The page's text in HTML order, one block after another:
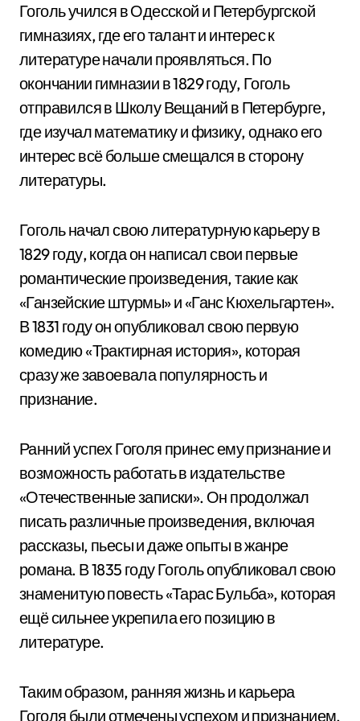
Гоголь учился в Одесской и Петербургской
гимназиях, где его талант и интерес к
литературе начали проявляться. По
окончании гимназии в 1829 году, Гоголь
отправился в Школу Вещаний в Петербурге,
где изучал математику и физику, однако его
интерес всё больше смещался в сторону
литературы.
Гоголь начал свою литературную карьеру в
1829 году, когда он написал свои первые
романтические произведения, такие как
«Ганзейские штурмы» и «Ганс Кюхельгартен».
В 1831 году он опубликовал свою первую
комедию «Трактирная история», которая
сразу же завоевала популярность и
признание.
Ранний успех Гоголя принес ему признание и
возможность работать в издательстве
«Отечественные записки». Он продолжал
писать различные произведения, включая
рассказы, пьесы и даже опыты в жанре
романа. В 1835 году Гоголь опубликовал свою
знаменитую повесть «Тарас Бульба», которая
ещё сильнее укрепила его позицию в
литературе.
Таким образом, ранняя жизнь и карьера
Гоголя были отмечены успехом и признанием,